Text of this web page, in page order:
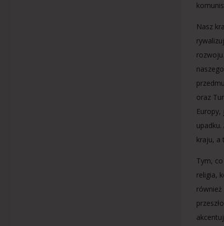
Nasz
rozwoju
oraz
kraju, a
Tym,
religia,